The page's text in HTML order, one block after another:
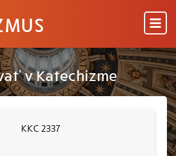
v Katechizme
KKC 2337